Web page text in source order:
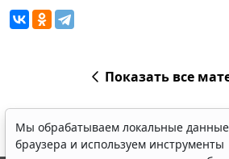
Показать все
Мы обрабатываем локальные данные
браузера и используем инструменты